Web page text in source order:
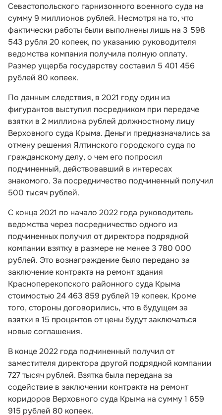
Севастопольского гарнизонного военного суда на
сумму 9 миллионов рублей. Несмотря на то, что
фактически работы были выполнены лишь на 3 598
543 рубля 20 копеек, по указанию руководителя
ведомства компания получила полную оплату.
Размер ущерба государству составил 5 401 456
рублей 80 копеек.
По данным следствия, в 2021 году один из
фигурантов выступил посредником при передаче
взятки в 2 миллиона рублей должностному лицу
Верховного суда Крыма. Деньги предназначались за
отмену решения Ялтинского городского суда по
гражданскому делу, о чем его попросил
подчиненный, действовавший в интересах
знакомого. За посредничество подчиненный получил
500 тысяч рублей.
С конца 2021 по начало 2022 года руководитель
ведомства через посредничество одного из
подчиненных получил от директора подрядной
компании взятку в размере не менее 3 780 000
рублей. Это вознаграждение было передано за
заключение контракта на ремонт здания
Красноперекопского районного суда Крыма
стоимостью 24 463 859 рублей 19 копеек. Кроме
того, стороны договорились, что в будущем за
взятки в 15 процентов от цены будут заключаться
новые соглашения.
В конце 2022 года подчиненный получил от
заместителя директора другой подрядной компании
727 тысяч рублей. Взятка была передана за
содействие в заключении контракта на ремонт
коридоров Верховного суда Крыма на сумму 1 659
915 рублей 80 копеек.